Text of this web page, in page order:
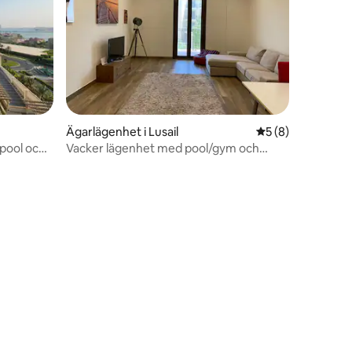
och
Ägarlägenhet i Lusail 5 av 5 i
5 (8)
Vacker lägenhet med pool/gym och